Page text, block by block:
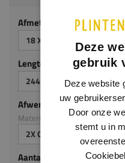
Afmeting
18 X 140 MM
Lengte (mm)
2440 MM
Afwerking
Materiaal: MDF v313
2X GEGROND
Aantal stuks
Deze
gebruik
Deze website
uw
Door onze
stemt u in